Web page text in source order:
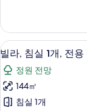
보
기
히
보
기
빌
라,
침
실
19
빌라, 침실 1개, 전
정원 전망
144㎡
침실 1개